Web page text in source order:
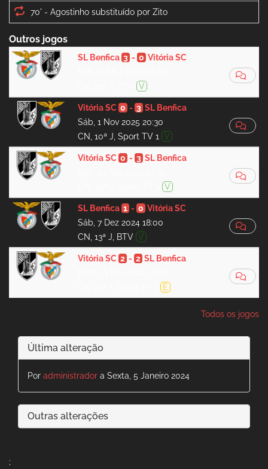
70' -
Outros jogos
SL Benfica 3- 0 Vitória SC
V
Vitória SC 0 - 3 SL Benfica
Sáb, 1 Nov 2025 20:30
CN, 10ª J, Sport TV 1
V
Vitória SC 0 - 3 SL Benfica
V
SL Benfica 1- 0 Vitória SC
Sáb, 7 Dez 2024 18:00
CN, 13ª J, BTV V
Vitória SC 2- 2 SL Benfica
E
Todos os jogos
Última alteração
Por administrador a Sexta, 5 Janeiro 2024
Outras alterações
;